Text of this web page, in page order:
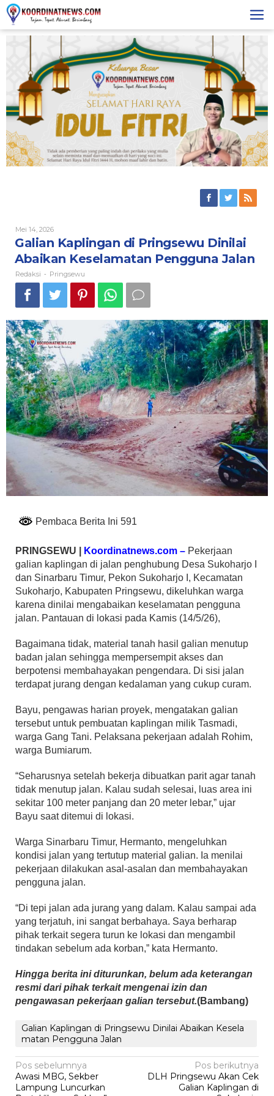
Skip
to
content
Mei 14, 2026Oleh
Redaksi
Galian Kaplingan di Pringsewu Dinilai
Abaikan Keselamatan Pengguna Jalan
Redaksi - Pringsewu
Pembaca Berita Ini 591
PRINGSEWU | Koordinatnews.com – Pekerjaan
galian kaplingan di jalan penghubung Desa Sukoharjo I
dan Sinarbaru Timur, Pekon Sukoharjo I, Kecamatan
Sukoharjo, Kabupaten Pringsewu, dikeluhkan warga
karena dinilai mengabaikan keselamatan pengguna
jalan. Pantauan di lokasi pada Kamis (14/5/26),
Bagaimana tidak, material tanah hasil galian menutup
badan jalan sehingga mempersempit akses dan
berpotensi membahayakan pengendara. Di sisi jalan
terdapat jurang dengan kedalaman yang cukup curam.
Bayu, pengawas harian proyek, mengatakan galian
tersebut untuk pembuatan kaplingan milik Tasmadi,
warga Gang Tani. Pelaksana pekerjaan adalah Rohim,
warga Bumiarum.
“Seharusnya setelah bekerja dibuatkan parit agar tanah
tidak menutup jalan. Kalau sudah selesai, luas area ini
sekitar 100 meter panjang dan 20 meter lebar,” ujar
Bayu saat ditemui di lokasi.
Warga Sinarbaru Timur, Hermanto, mengeluhkan
kondisi jalan yang tertutup material galian. Ia menilai
pekerjaan dilakukan asal-asalan dan membahayakan
pengguna jalan.
“Di tepi jalan ada jurang yang dalam. Kalau sampai ada
yang terjatuh, ini sangat berbahaya. Saya berharap
pihak terkait segera turun ke lokasi dan mengambil
tindakan sebelum ada korban,” kata Hermanto.
Hingga berita ini diturunkan, belum ada keterangan
resmi dari pihak terkait mengenai izin dan
pengawasan pekerjaan galian tersebut.(Bambang)
Galian Kaplingan di Pringsewu Dinilai Abaikan Kesela
matan Pengguna Jalan
Navigasi
pos
Pos sebelumnya
Awasi MBG, Sekber
Lampung Luncurkan
Pos berikutnya
DLH Pringsewu Akan Cek
Galian Kaplingan di